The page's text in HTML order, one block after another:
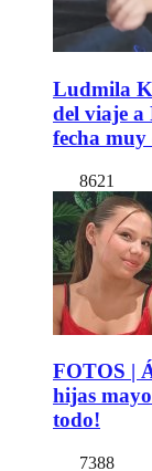
Ludmila
del viaje a
fecha muy
8621
FOTOS |
hijas
todo!
7388